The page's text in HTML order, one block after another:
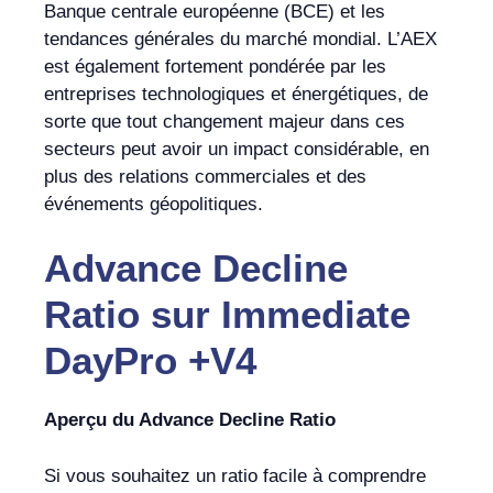
Banque centrale européenne (BCE) et les
tendances générales du marché mondial. L’AEX
est également fortement pondérée par les
entreprises technologiques et énergétiques, de
sorte que tout changement majeur dans ces
secteurs peut avoir un impact considérable, en
plus des relations commerciales et des
événements géopolitiques.
Advance Decline
Ratio sur Immediate
DayPro +V4
Aperçu du Advance Decline Ratio
Si vous souhaitez un ratio facile à comprendre